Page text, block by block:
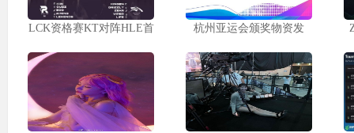
LCK资格赛KT对阵HLE首 杭州亚运会颁奖物资发